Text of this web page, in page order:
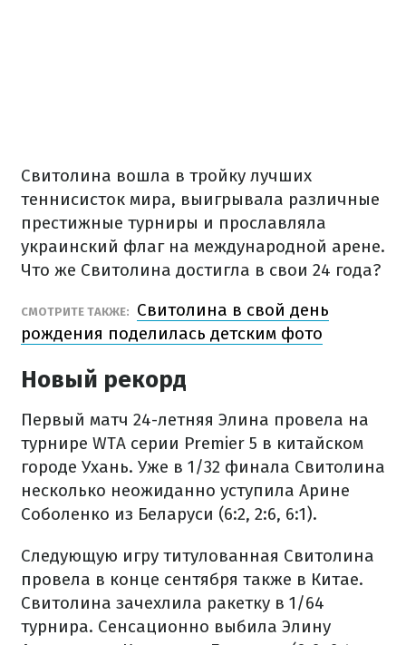
Свитолина вошла в тройку лучших
теннисисток мира, выигрывала различные
престижные турниры и прославляла
украинский флаг на международной арене.
Что же Свитолина достигла в свои 24 года?
СМОТРИТЕ ТАКЖЕ:
Свитолина в свой день
рождения поделилась детским фото
Новый рекорд
Первый матч 24-летняя Элина провела на
турнире WTA серии Premier 5 в китайском
городе Ухань. Уже в 1/32 финала Свитолина
несколько неожиданно уступила Арине
Соболенко из Беларуси (6:2, 2:6, 6:1).
Следующую игру титулованная Свитолина
провела в конце сентября также в Китае.
Свитолина зачехлила ракетку в 1/64
турнира. Сенсационно выбила Элину